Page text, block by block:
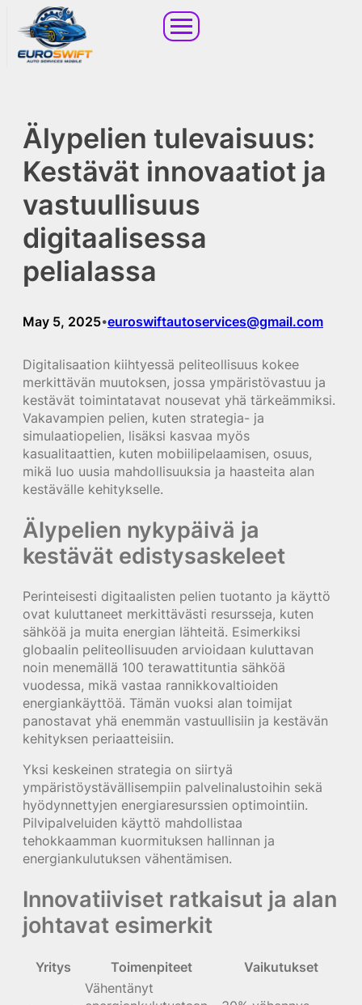
Älypelien tulevaisuus:
Kestävät innovaatiot ja
vastuullisuus
digitaalisessa
pelialassa
May 5, 2025•euroswiftautoservices@gmail.com
Digitalisaation kiihtyessä peliteollisuus kokee
merkittävän muutoksen, jossa ympäristövastuu ja
kestävät toimintatavat nousevat yhä tärkeämmiksi.
Vakavampien pelien, kuten strategia- ja
simulaatiopelien, lisäksi kasvaa myös
kasualitaattien, kuten mobiilipelaamisen, osuus,
mikä luo uusia mahdollisuuksia ja haasteita alan
kestävälle kehitykselle.
Älypelien nykypäivä ja
kestävät edistysaskeleet
Perinteisesti digitaalisten pelien tuotanto ja käyttö
ovat kuluttaneet merkittävästi resursseja, kuten
sähköä ja muita energian lähteitä. Esimerkiksi
globaalin peliteollisuuden arvioidaan kuluttavan
noin menemällä 100 terawattituntia sähköä
vuodessa, mikä vastaa rannikkovaltioiden
energiankäyttöä. Tämän vuoksi alan toimijat
panostavat yhä enemmän vastuullisiin ja kestävän
kehityksen periaatteisiin.
Yksi keskeinen strategia on siirtyä
ympäristöystävällisempiin palvelinalustoihin sekä
hyödynnettyjen energiaresurssien optimointiin.
Pilvipalveluiden käyttö mahdollistaa
tehokkaamman kuormituksen hallinnan ja
energiankulutuksen vähentämisen.
Innovatiiviset ratkaisut ja alan
johtavat esimerkit
Yritys Toimenpiteet Vaikutukset
Vähentänyt